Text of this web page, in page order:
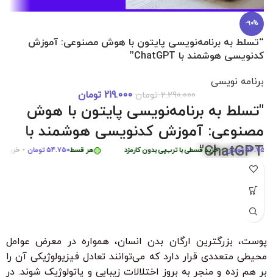
هر قسط 54.750تومان • خرید قسطی تومان • خرید قسطی با ترب‌پی بدون کارمزد
-90%
“تسلط به برنامه‌نویسی پایتون با هوش مصنوعی: آموزش
کدنویسی هوشمند با ChatGPT”
برنامه نویسی
2.290.000 تومان 219.000 تومان
"تسلط به برنامه‌نویسی پایتون با هوش
مصنوعی: آموزش کدنویسی هوشمند با
ChatGPT"
"با شرکت در این دوره جامع و کاربردی، به راحتی مهارت‌های
برنامه‌نویسی پایتون را از سطح مبتدی تا پیشرفته با کمک هوش
آموزشی، شما را قادر می‌سازد تا به سرعت الگوریتم‌های پیچیده را
سطوح با زیرنویس فارسی حرفه‌ای و امکان دانلود و تماشای آنلاین."
ویژگی‌های کلیدی:
تومان • خرید قسطی با ترب‌پی بدون کارمزد
هر قسط449.975تومان • خرید قسطی با ترب‌پی بدون کارمزد
پوست، بزرگترین ارگان بدن انسان، همواره در معرض عوامل
محیطی متعددی قرار دارد که می‌توانند تعادل فیزیولوژیکی آن را
بر هم زده و منجر به بروز اختلالات زیبایی و پاتولوژیک شوند. در